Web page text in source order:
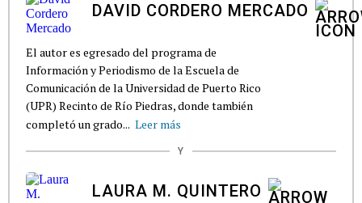
DAVID CORDERO MERCADO
El autor es egresado del programa de
Información y Periodismo de la Escuela de
Comunicación de la Universidad de Puerto Rico
(UPR) Recinto de Río Piedras, donde también
completó un grado... Leer más
Y
LAURA M. QUINTERO